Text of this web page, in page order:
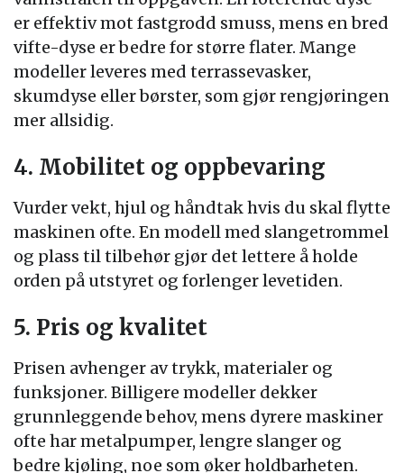
er effektiv mot fastgrodd smuss, mens en bred
vifte-dyse er bedre for større flater. Mange
modeller leveres med terrassevasker,
skumdyse eller børster, som gjør rengjøringen
mer allsidig.
4. Mobilitet og oppbevaring
Vurder vekt, hjul og håndtak hvis du skal flytte
maskinen ofte. En modell med slangetrommel
og plass til tilbehør gjør det lettere å holde
orden på utstyret og forlenger levetiden.
5. Pris og kvalitet
Prisen avhenger av trykk, materialer og
funksjoner. Billigere modeller dekker
grunnleggende behov, mens dyrere maskiner
ofte har metalpumper, lengre slanger og
bedre kjøling, noe som øker holdbarheten.